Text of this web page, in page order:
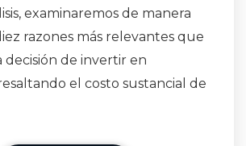
examinaremos de manera
razones más relevantes que
decisión de invertir en
el costo sustancial de